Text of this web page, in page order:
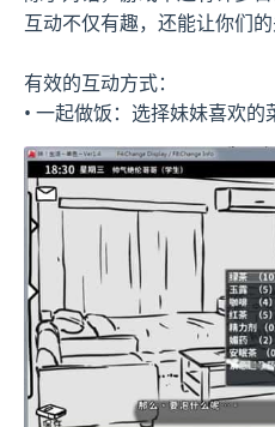
互动不仅有趣，还能让你们
有效的互动方式：
• 一起做饭：选择妹妹喜欢的